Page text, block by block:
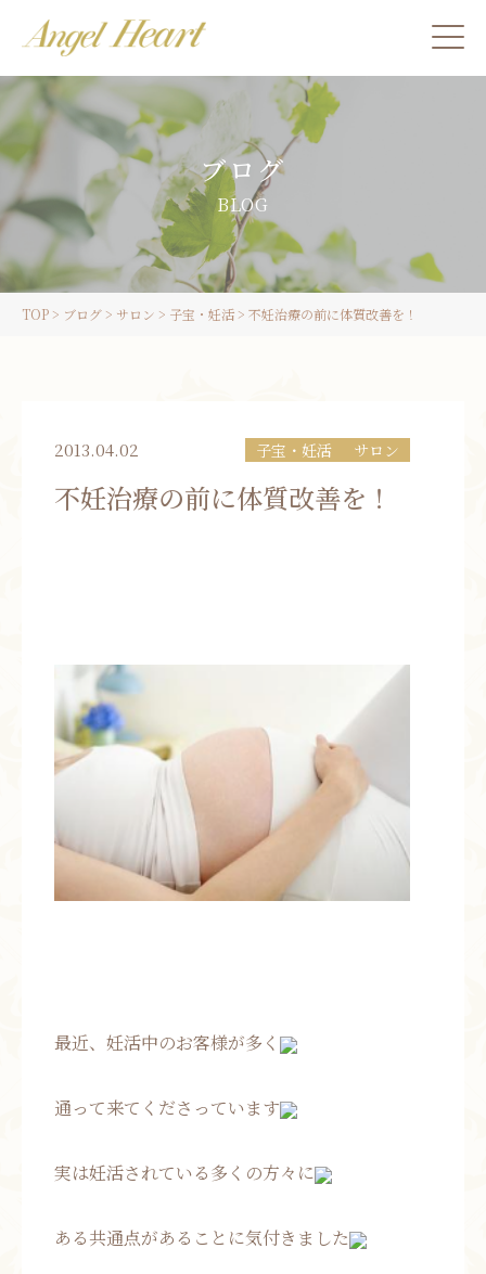
施術をご希望の方
カウンセリングをご希望の方へ
スクール受講生の方へ
お問い合わせ
活動実績
ブログ
BLOG
TOP> ブログ> サロン > 子宝・妊活> 不妊治療の前に体質改善を！
2013.04.02 子宝・妊活 サロン
不妊治療の前に体質改善を！
最近、妊活中のお客様が多く
通って来てくださっています
実は妊活されている多くの方々に
ある共通点があることに気付きました